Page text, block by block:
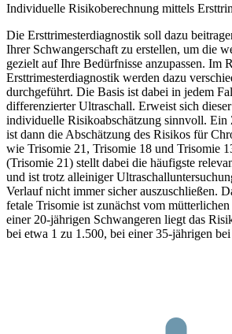
Individuelle Risikoberechnung mittels
Die Ersttrimesterdiagnostik soll dazu
Ihrer Schwangerschaft zu erstellen, um die
gezielt auf Ihre Bedürfnisse anzupassen. Im
Ersttrimesterdiagnostik werden dazu
durchgeführt. Die Basis ist dabei in jedem
differenzierter Ultraschall. Erweist sich
individuelle Risikoabschätzung sinnvoll. Ein
ist dann die Abschätzung des Risikos für
wie Trisomie 21, Trisomie 18 und Trisomie
(Trisomie 21) stellt dabei die häufigste
und ist trotz alleiniger
Verlauf nicht immer sicher auszuschließen.
fetale Trisomie ist zunächst vom
einer 20-jährigen Schwangeren liegt das
bei etwa 1 zu 1.500, bei einer 35-jährigen